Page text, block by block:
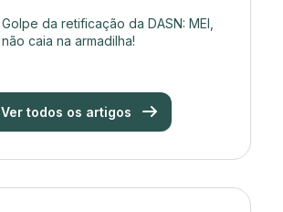
Golpe da retificação da DASN: MEI,
não caia na armadilha!
Ver todos os artigos